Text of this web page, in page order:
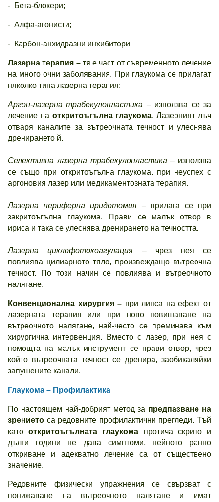
- Бета-блокери;
- Алфа-агонисти;
- Карбон-анхидразни инхибитори.
Лазерна терапия – тя е част от съвременното лечение
на много очни заболявания. При глаукома се прилагат
няколко типа лазерна терапия:
Аргон-лазерна трабекулопластика – използва се за
лечение на откритоъгълна глаукома. Лазерният лъч
отваря каналите за вътреочната течност и улеснява
дренирането й.
Селективна лазерна трабекулопластика – използва
се също при откритоъгълна глаукома, при неуспех с
аргоновия лазер или медикаментозната терапия.
Лазерна периферна иридотомия – прилага се при
закритоъгълна глаукома. Прави се малък отвор в
ириса и така се улеснява дренирането на течността.
Лазерна циклофотокоагулация – чрез нея се
повлиява цилиарното тяло, произвеждащо вътреочна
течност. По този начин се повлиява и вътреочното
налягане.
Конвенционална хирургия – при липса на ефект от
лазерната терапия или при ново повишаване на
вътреочното налягане, най-често се преминава към
хирургична интервенция. Вместо с лазер, при нея с
помощта на малък инструмент се прави отвор, чрез
който вътреочната течност се дренира, заобикаляйки
запушените канали.
Глаукома – Профилактика
По настоящем най-добрият метод за предпазване на
зрението са редовните профилактични прегледи. Тъй
катооткритоъгълната глаукома протича скрито и
дълги години не дава симптоми, нейното ранно
откриване и адекватно лечение са от съществено
значение.
Редовните физически упражнения се свързват с
понижаване на вътреочното налягане и имат